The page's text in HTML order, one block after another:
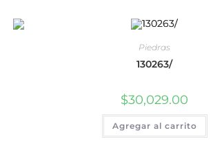
Piedras
130263/
$30,029.00
Agregar al carrito